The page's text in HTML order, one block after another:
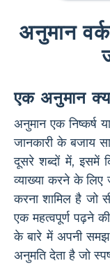
अनुमान
एक अनुमान
अनुमान एक निष्कर्ष
जानकारी के बजाय
दूसरे शब्दों में, इसमें
व्याख्या करने के लिए
करना शामिल है जो
एक महत्वपूर्ण पढ़ने
के बारे में अपनी समझ
अनुमति देता है जो